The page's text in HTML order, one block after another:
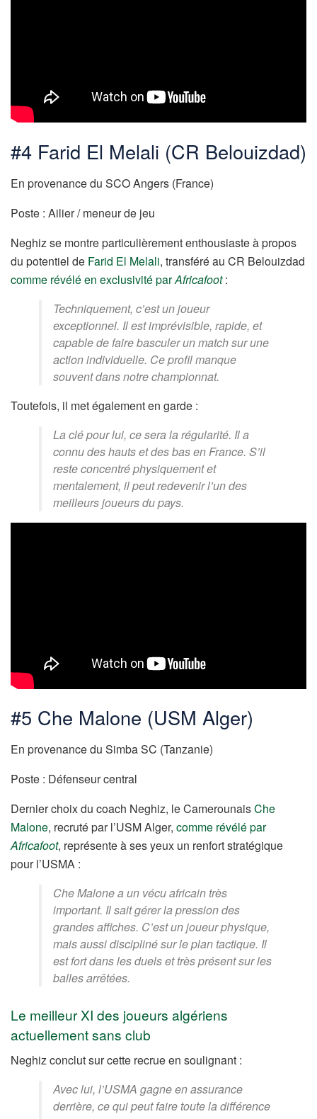
#4 Farid El Melali (CR Belouizdad)
En provenance du SCO Angers (France)
Poste : Ailier / meneur de jeu
Neghiz se montre particulièrement enthousiaste à propos
du potentiel de Farid El Melali, transféré au CR Belouizdad
comme révélé en exclusivité parAfricafoot:
Techniquement, c’est un joueur
exceptionnel. Il est imprévisible, rapide, et
capable de faire basculer un match sur une
action individuelle. Ce profil manque
souvent dans notre championnat.
Toutefois, il met également en garde :
La clé pour lui, ce sera la régularité. Il a
connu des hauts et des bas en France. S’il
reste concentré physiquement et
mentalement, il peut redevenir l’un des
meilleurs joueurs du pays.
#5 Che Malone (USM Alger)
En provenance du Simba SC (Tanzanie)
Poste : Défenseur central
Dernier choix du coach Neghiz, le CamerounaisChe
Malone, recruté par l’USM Alger, comme révélé par
Africafoot, représente à ses yeux un renfort stratégique
pour l’USMA :
Che Malone a un vécu africain très
important. Il sait gérer la pression des
grandes affiches. C’est un joueur physique,
mais aussi discipliné sur le plan tactique. Il
est fort dans les duels et très présent sur les
balles arrêtées.
Le meilleur XI des joueurs algériens
actuellement sans club
Neghiz conclut sur cette recrue en soulignant :
Avec lui, l’USMA gagne en assurance
derrière, ce qui peut faire toute la différence